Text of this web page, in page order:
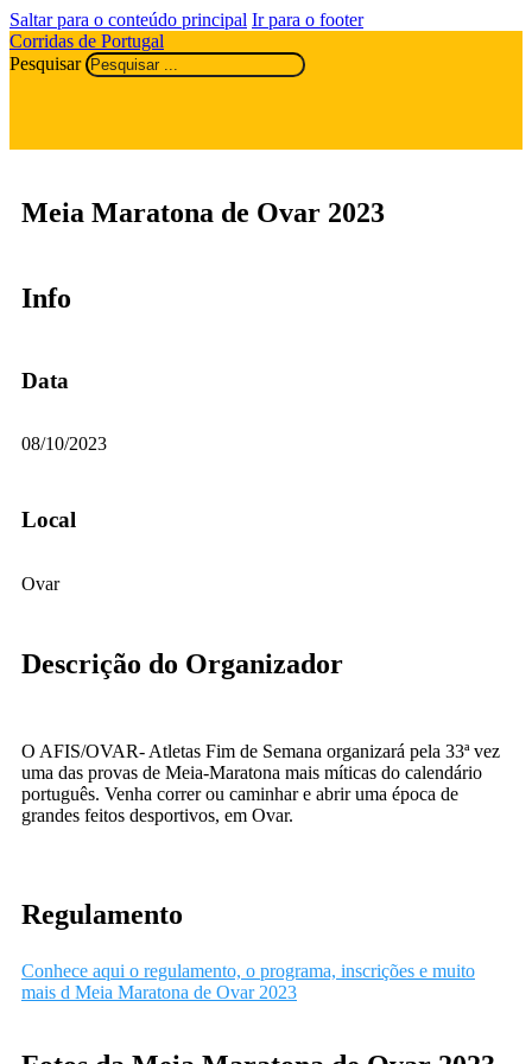
Saltar para o conteúdo principal Ir para o footer
Corridas de Portugal
Pesquisar
Meia Maratona de Ovar 2023
Info
Data
08/10/2023
Local
Ovar
Descrição do Organizador
O AFIS/OVAR- Atletas Fim de Semana organizará pela 33ª vez
uma das provas de Meia-Maratona mais míticas do calendário
português. Venha correr ou caminhar e abrir uma época de
grandes feitos desportivos, em Ovar.
Regulamento
Conhece aqui o regulamento, o programa, inscrições e muito
mais d Meia Maratona de Ovar 2023